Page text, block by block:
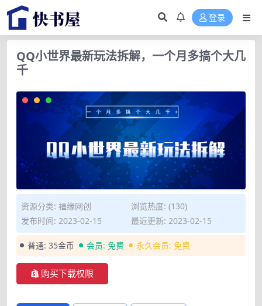
登录
QQ小世界最新玩法拆解，一个月多搞个大几
千
资源分类: 福缘网创
浏览热度: (130)
发布时间: 2023-02-15
最近更新: 2023-02-15
普通: 35金币 会员: 免费 永久会员: 免费
购买下载权限